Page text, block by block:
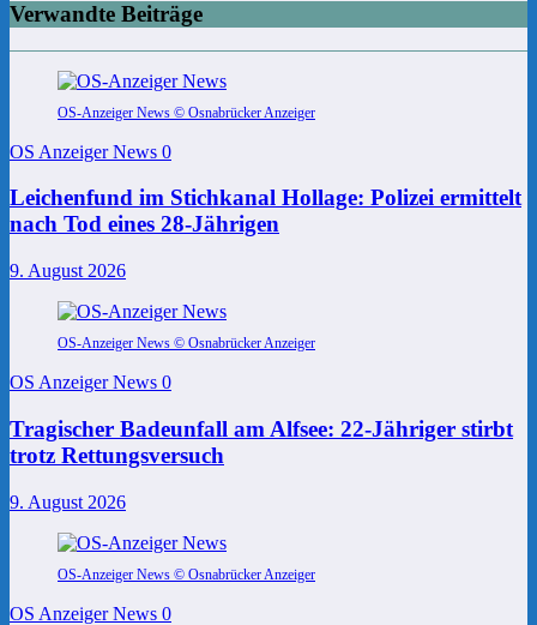
Verwandte Beiträge
OS-Anzeiger News © Osnabrücker Anzeiger
OS Anzeiger News 0
Leichenfund im Stichkanal Hollage: Polizei ermittelt
nach Tod eines 28-Jährigen
9. August 2026
OS-Anzeiger News © Osnabrücker Anzeiger
OS Anzeiger News 0
Tragischer Badeunfall am Alfsee: 22-Jähriger stirbt
trotz Rettungsversuch
9. August 2026
OS-Anzeiger News © Osnabrücker Anzeiger
OS Anzeiger News 0